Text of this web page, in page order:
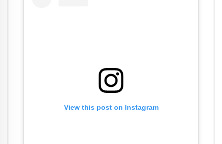
View this post on Instagram